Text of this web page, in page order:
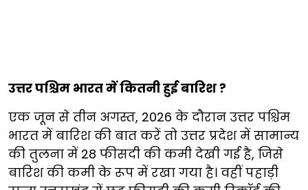
उत्तर पश्चिम भारत में कितनी हुई बारिश ?
एक जून से तीन अगस्त, 2026 के दौरान उत्तर पश्चिम
भारत में बारिश की बात करें तो उत्तर प्रदेश में सामान्य
की तुलना में 28 फीसदी की कमी देखी गई है, जिसे
बारिश की कमी के रूप में रखा गया है। वहीं पहाड़ी